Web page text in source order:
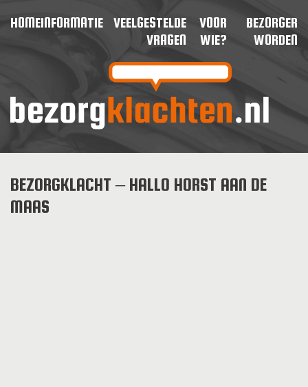
HOMEINFORMATIE
VEELGESTELDE
VRAGEN
VOOR
WIE?
BEZORGER
WORDEN
BEZORGKLACHT – HALLO HORST AAN DE
MAAS